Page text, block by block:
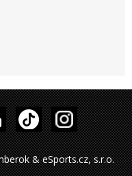
& eSports.cz, s.r.o.